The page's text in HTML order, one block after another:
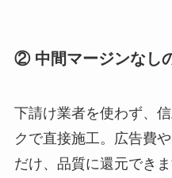
② 中間マージンなし
下請け業者を使わず、
クで直接施工。広告費
だけ、品質に還元できま